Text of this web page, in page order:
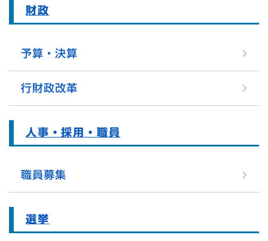
財政
予算・決算
行財政改革
人事・採用・職員
職員募集
選挙